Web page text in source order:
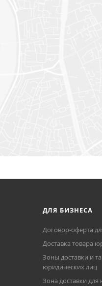
ДЛЯ БИЗНЕСА
Договор-оферта
Доставка товара
Зоны доставки и
юридических лиц
Зона доставки